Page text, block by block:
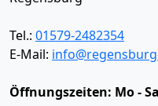
Tel.: 01579-2482354
E-Mail:
Öffnungszeiten: Mo -